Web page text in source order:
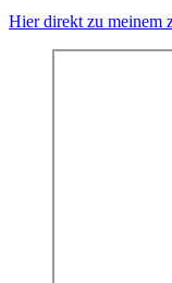
Hier direkt zu meinem